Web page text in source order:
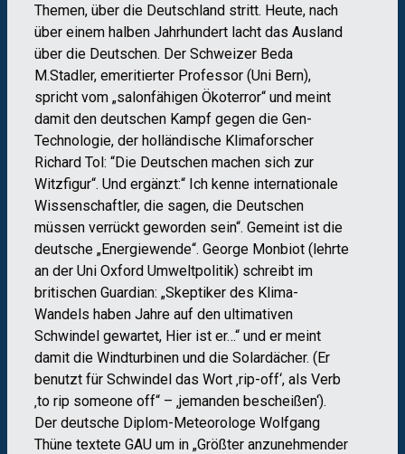
Themen, über die Deutschland stritt. Heute, nach
über einem halben Jahrhundert lacht das Ausland
über die Deutschen. Der Schweizer Beda
M.Stadler, emeritierter Professor (Uni Bern),
spricht vom „salonfähigen Ökoterror“ und meint
damit den deutschen Kampf gegen die Gen-
Technologie, der holländische Klimaforscher
Richard Tol: “Die Deutschen machen sich zur
Witzfigur“. Und ergänzt:“ Ich kenne internationale
Wissenschaftler, die sagen, die Deutschen
müssen verrückt geworden sein“. Gemeint ist die
deutsche „Energiewende“. George Monbiot (lehrte
an der Uni Oxford Umweltpolitik) schreibt im
britischen Guardian: „Skeptiker des Klima-
Wandels haben Jahre auf den ultimativen
Schwindel gewartet, Hier ist er…“ und er meint
damit die Windturbinen und die Solardächer. (Er
benutzt für Schwindel das Wort ‚rip-off‘, als Verb
‚to rip someone off“ – ‚jemanden bescheißen‘).
Der deutsche Diplom-Meteorologe Wolfgang
Thüne textete GAU um in „Größter anzunehmender